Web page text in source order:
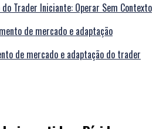
Trader Iniciante: Operar Sem Contexto
de mercado e adaptação do trader